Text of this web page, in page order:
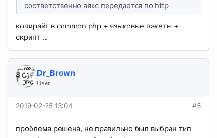
соответственно аякс передается по http
копирайт в common.php + языковые пакеты +
скрипт ...
Dr_Brown
User
2019-02-25 13:04 #5
проблема решена, не правильно был выбран тип